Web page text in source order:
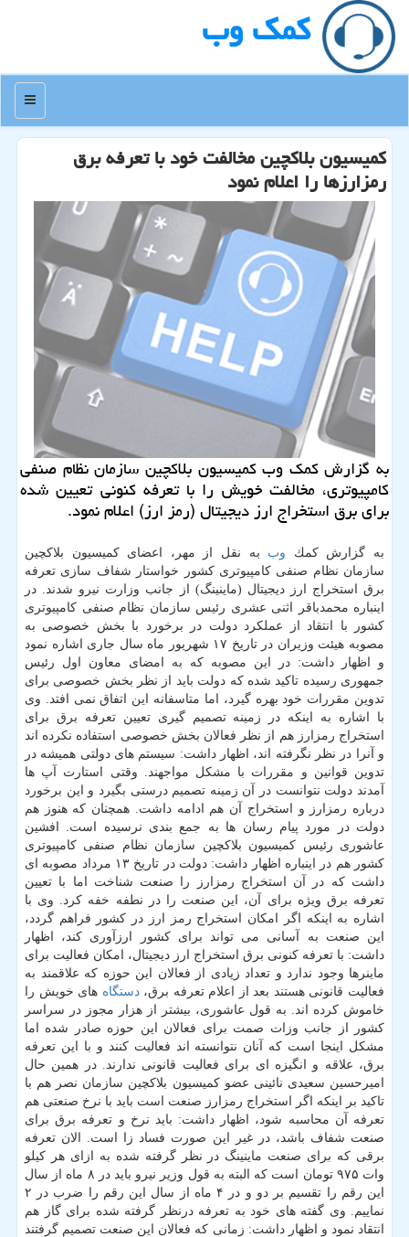
كمك وب
منو
كمیسیون بلاكچین مخالفت خود با تعرفه برق
رمزارزها را اعلام نمود
به گزارش كمك وب كمیسیون بلاكچین سازمان نظام صنفی
كامپیوتری، مخالفت خویش را با تعرفه كنونی تعیین شده
برای برق استخراج ارز دیجیتال (رمز ارز) اعلام نمود.
به گزارش كمك وب به نقل از مهر، اعضای كمیسیون بلاكچین
سازمان نظام صنفی كامپیوتری كشور خواستار شفاف سازی تعرفه
برق استخراج ارز دیجیتال (ماینینگ) از جانب وزارت نیرو شدند. در
اینباره محمدباقر اثنی عشری رئیس سازمان نظام صنفی كامپیوتری
كشور با انتقاد از عملكرد دولت در برخورد با بخش خصوصی به
مصوبه هیئت وزیران در تاریخ ۱۷ شهریور ماه سال جاری اشاره نمود
و اظهار داشت: در این مصوبه كه به امضای معاون اول رئیس
جمهوری رسیده تاكید شده كه دولت باید از نظر بخش خصوصی برای
تدوین مقررات خود بهره گیرد، اما متاسفانه این اتفاق نمی افتد. وی
با اشاره به اینكه در زمینه تصمیم گیری تعیین تعرفه برق برای
استخراج رمزارز هم از نظر فعالان بخش خصوصی استفاده نكرده اند
و آنرا در نظر نگرفته اند، اظهار داشت: سیستم های دولتی همیشه در
تدوین قوانین و مقررات با مشكل مواجهند. وقتی استارت آپ ها
آمدند دولت نتوانست در آن زمینه تصمیم درستی بگیرد و این برخورد
درباره رمزارز و استخراج آن هم ادامه داشت. همچنان كه هنوز هم
دولت در مورد پیام رسان ها به جمع بندی نرسیده است. افشین
عاشوری رئیس كمیسیون بلاكچین سازمان نظام صنفی كامپیوتری
كشور هم در اینباره اظهار داشت: دولت در تاریخ ۱۳ مرداد مصوبه ای
داشت كه در آن استخراج رمزارز را صنعت شناخت اما با تعیین
تعرفه برق ویژه برای آن، این صنعت را در نطفه خفه كرد. وی با
اشاره به اینكه اگر امكان استخراج رمز ارز در كشور فراهم گردد،
این صنعت به آسانی می تواند برای كشور ارزآوری كند، اظهار
داشت: با تعرفه كنونی برق استخراج ارز دیجیتال، امكان فعالیت برای
ماینرها وجود ندارد و تعداد زیادی از فعالان این حوزه كه علاقمند به
فعالیت قانونی هستند بعد از اعلام تعرفه برق،دستگاه های خویش را
خاموش كرده اند. به قول عاشوری، بیشتر از هزار مجوز در سراسر
كشور از جانب وزات صمت برای فعالان این حوزه صادر شده اما
مشكل اینجا است كه آنان نتوانسته اند فعالیت كنند و با این تعرفه
برق، علاقه و انگیزه ای برای فعالیت قانونی ندارند. در همین حال
امیرحسین سعیدی نائینی عضو كمیسیون بلاكچین سازمان نصر هم با
تاكید بر اینكه اگر استخراج رمزارز صنعت است باید با نرخ صنعتی هم
تعرفه آن محاسبه شود، اظهار داشت: باید نرخ و تعرفه برق برای
صنعت شفاف باشد، در غیر این صورت فساد زا است. الان تعرفه
برقی كه برای صنعت ماینینگ در نظر گرفته شده به ازای هر كیلو
وات ۹۷۵ تومان است كه البته به قول وزیر نیرو باید در ۸ ماه از سال
این رقم را تقسیم بر دو و در ۴ ماه از سال این رقم را ضرب در ۲
نماییم. وی گفته های خود به تعرفه درنظر گرفته شده برای گاز هم
انتقاد نمود و اظهار داشت: زمانی كه فعالان این صنعت تصمیم گرفتند